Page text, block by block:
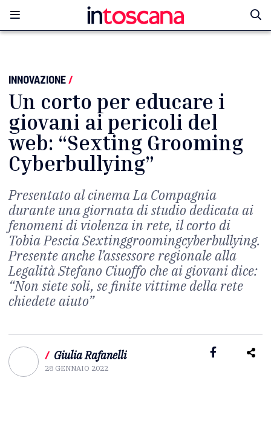
INNOVAZIONE/
Un corto per educare i
giovani ai pericoli del
web: “Sexting Grooming
Cyberbullying”
Presentato al cinema La Compagnia
durante una giornata di studio dedicata ai
fenomeni di violenza in rete, il corto di
Tobia Pescia Sextinggroomingcyberbullying.
Presente anche l’assessore regionale alla
Legalità Stefano Ciuoffo che ai giovani dice:
“Non siete soli, se finite vittime della rete
chiedete aiuto”
/ Giulia Rafanelli
28 GENNAIO 2022